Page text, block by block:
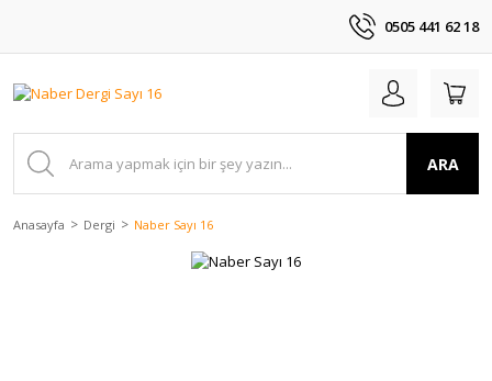
0505 441 62 18
ARA
Anasayfa Dergi Naber Sayı 16